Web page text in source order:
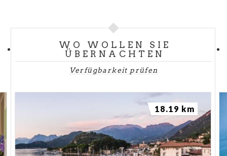
WO WOLLEN SIE
ÜBERNACHTEN
Verfügbarkeit prüfen
18.19 km